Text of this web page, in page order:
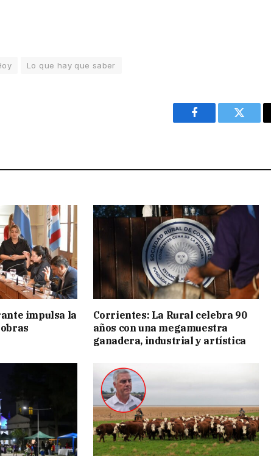
Lo que hay que saber
Facebook Twitter
impulsa la
Corrientes: La Rural celebra 90
años con una megamuestra
ganadera, industrial y artística